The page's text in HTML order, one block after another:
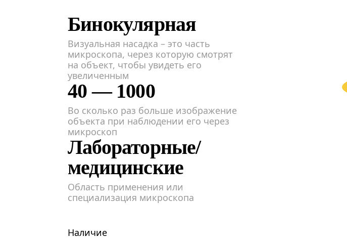
Бинокулярная
Визуальная насадка – это часть
микроскопа, через которую смотрят
на объект, чтобы увидеть его
увеличенным
40 — 1000
Во сколько раз больше изображение
объекта при наблюдении его через
микроскоп
Лабораторные/
медицинские
Область применения или
специализация микроскопа
Наличие